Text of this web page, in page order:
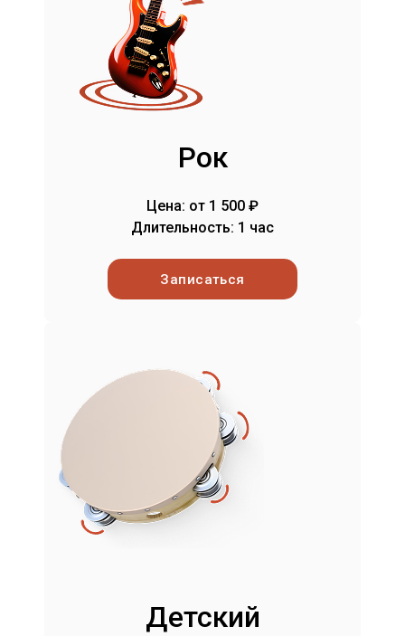
Рок
Цена: от 1 500 ₽
Длительность: 1 час
Записаться
Детский